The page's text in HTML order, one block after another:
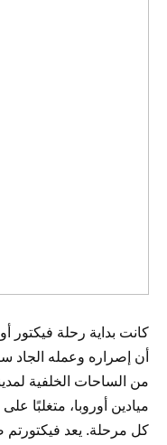
كانت بداية رحلة فيكتور
أن إصراره وعمله الجاد
من الساحات الخلفية
ميادين أوروبا، متغلبًا
كل مرحلة. يعد فيكتورتم